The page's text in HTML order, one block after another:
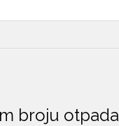
broju otpada